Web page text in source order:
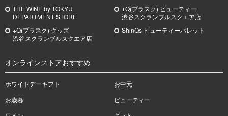
THE WINE by TOKYU
DEPARTMENT STORE
+Q(プラスク) ビューティー
渋谷スクランブルスクエア店
+Q(プラスク) グッズ
渋谷スクランブルスクエア店
ShinQs ビューティーパレット
オンラインストアおすすめ
ホワイトデーギフト
お中元
お歳暮
ビューティー